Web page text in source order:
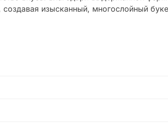
изысканный, многослойный